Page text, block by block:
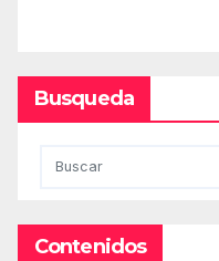
Busqueda
Contenidos